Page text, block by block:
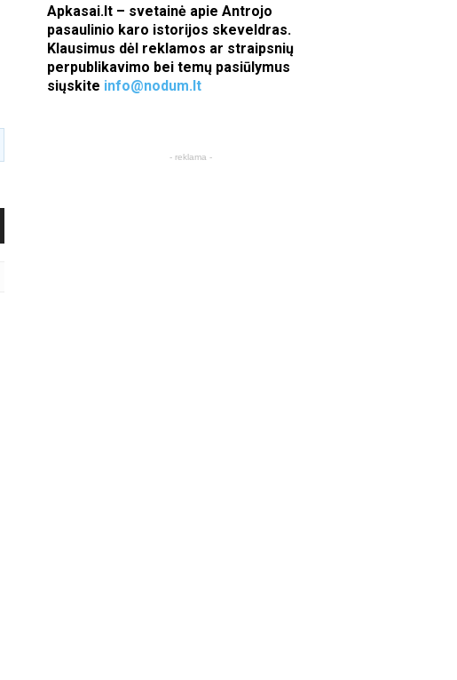
Apkasai.lt – svetainė apie Antrojo
pasaulinio karo istorijos skeveldras.
Klausimus dėl reklamos ar straipsnių
perpublikavimo bei temų pasiūlymus
siųskite info@nodum.lt
- reklama -